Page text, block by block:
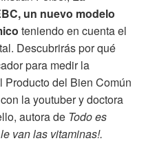
un nuevo modelo
teniendo en cuenta el
Descubrirás por qué
para medir la
del Bien Común
la youtuber y doctora
autora de Todo es
van las vitaminas!.